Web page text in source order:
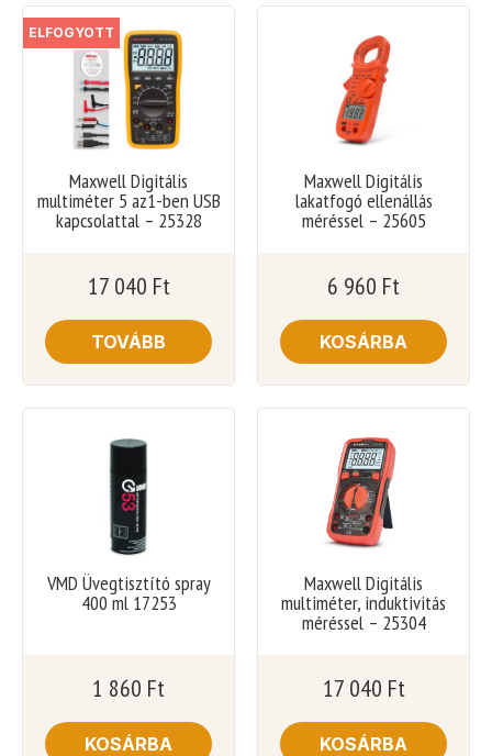
ELFOGYOTT
Maxwell Digitális
multiméter 5 az1-ben USB
kapcsolattal – 25328
17 040 Ft
TOVÁBB
Maxwell Digitális
lakatfogó ellenállás
méréssel – 25605
6 960 Ft
KOSÁRBA
VMD Üvegtisztító spray
400 ml 17253
1 860 Ft
KOSÁRBA
Maxwell Digitális
multiméter, induktivitás
méréssel – 25304
17 040 Ft
KOSÁRBA